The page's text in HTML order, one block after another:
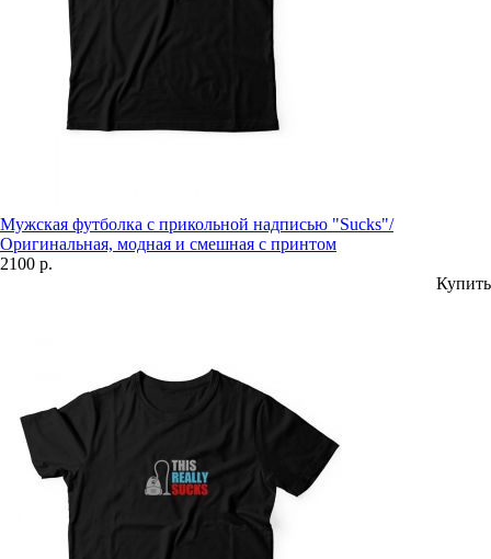
Мужская футболка с прикольной надписью "Sucks"/
Оригинальная, модная и смешная с принтом
2100 р.
Купить